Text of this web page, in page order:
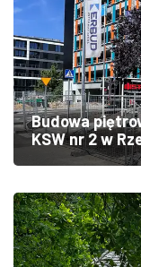
Budowa
KSW nr 2 w